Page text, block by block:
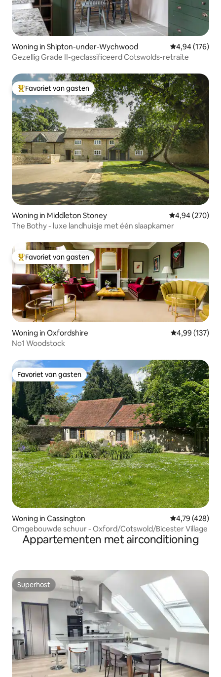
Woning in Shipton-under-Wychwood Gemiddelde
4,94 (176)
Gezellig Grade II-geclassificeerd Cotswolds-retraite
Topfavoriet van gasten
Favoriet van gasten
Woning in Middleton Stoney Gemiddelde
4,94 (270)
The Bothy - luxe landhuisje met één slaapkamer
Topfavoriet van gasten
Favoriet van gasten
Woning in Oxfordshire Gemiddelde
4,99 (137)
No1 Woodstock
Favoriet van gasten
Favoriet van gasten
Woning in Cassington Gemiddelde
4,79 (428)
Omgebouwde schuur - Oxford/Cotswold/Bicester Village
Appartementen met airconditioning
Superhost
Superhost